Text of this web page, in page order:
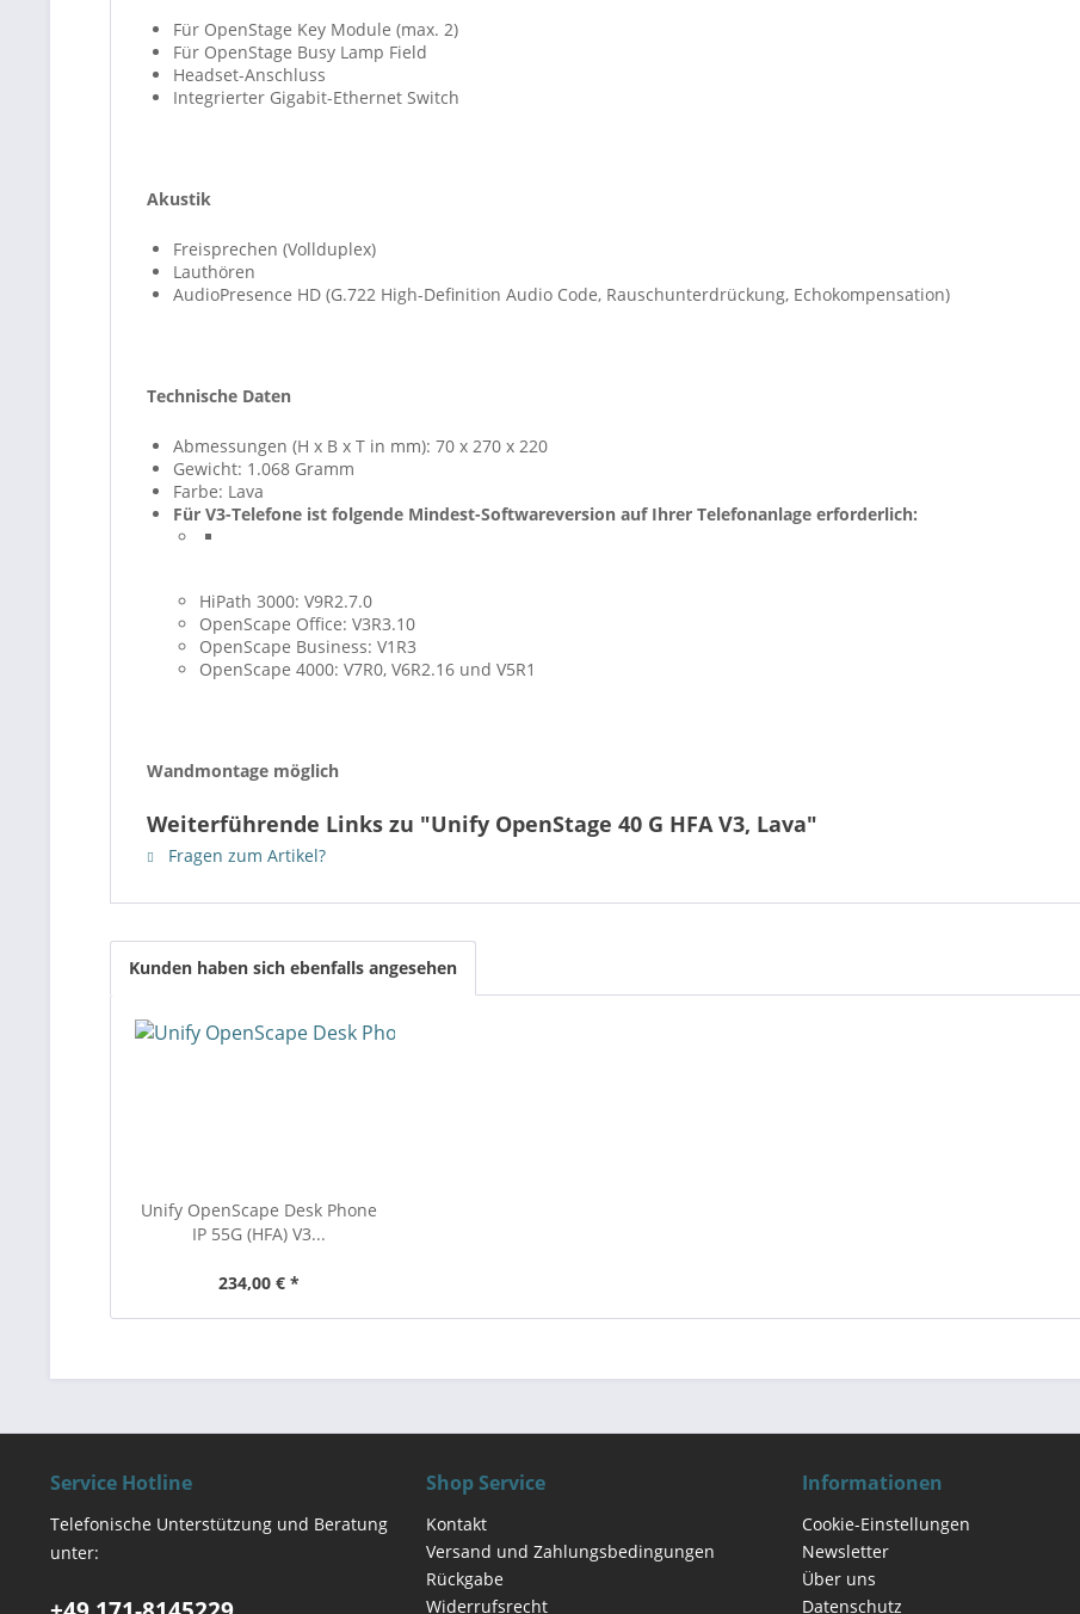
Für OpenStage Key Module (max. 2)
Für OpenStage Busy Lamp Field
Headset-Anschluss
Integrierter Gigabit-Ethernet Switch
Akustik
Freisprechen (Vollduplex)
Lauthören
AudioPresence HD (G.722 High-Definition Audio Code, Rauschunterdrückung, Echokompensation)
Technische Daten
Abmessungen (H x B x T in mm): 70 x 270 x 220
Gewicht: 1.068 Gramm
Farbe: Lava
Für V3-Telefone ist folgende Mindest-Softwareversion auf Ihrer Telefonanlage erforderlich:
HiPath 3000: V9R2.7.0
OpenScape Office: V3R3.10
OpenScape Business: V1R3
OpenScape 4000: V7R0, V6R2.16 und V5R1
Wandmontage möglich
Weiterführende Links zu "Unify OpenStage 40 G HFA V3, Lava"
Fragen zum Artikel?
Kunden haben sich ebenfalls angesehen
Unify OpenScape Desk Phone
IP 55G (HFA) V3...
234,00 € *
Service Hotline
Telefonische Unterstützung und Beratung
unter:
Shop Service
Kontakt
Versand und Zahlungsbedingungen
Rückgabe
Widerrufsrecht
Informationen
Cookie-Einstellungen
Newsletter
Über uns
Datenschutz